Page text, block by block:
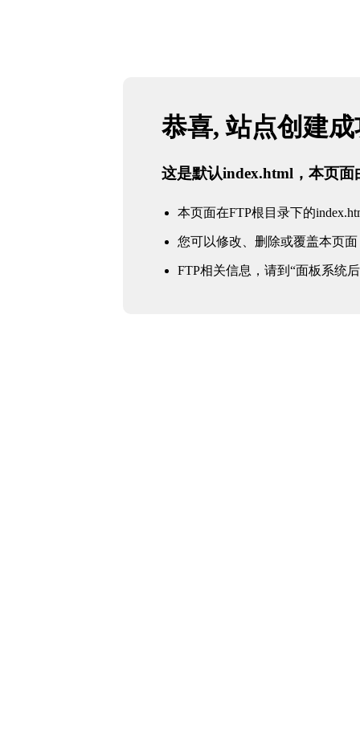
恭喜, 站点创建
这是默认index.html，本页面
本页面在FTP根目录下的
您可以修改、删除或覆盖本页面
FTP相关信息，请到“面板系统